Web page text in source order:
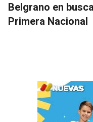
Belgrano en
Primera Nacional